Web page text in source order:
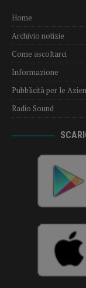
Home
Archivio notizie
Come ascoltarci
Informazione
Pubblicità per le
Radio Sound